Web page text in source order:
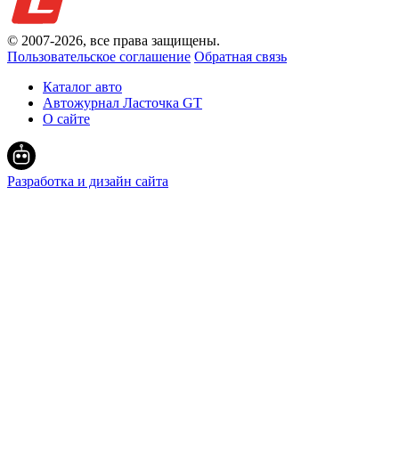
© 2007-2026, все права защищены.
Пользовательское соглашение Обратная связь
Каталог авто
Автожурнал Ласточка GT
О сайте
Разработка и дизайн сайта